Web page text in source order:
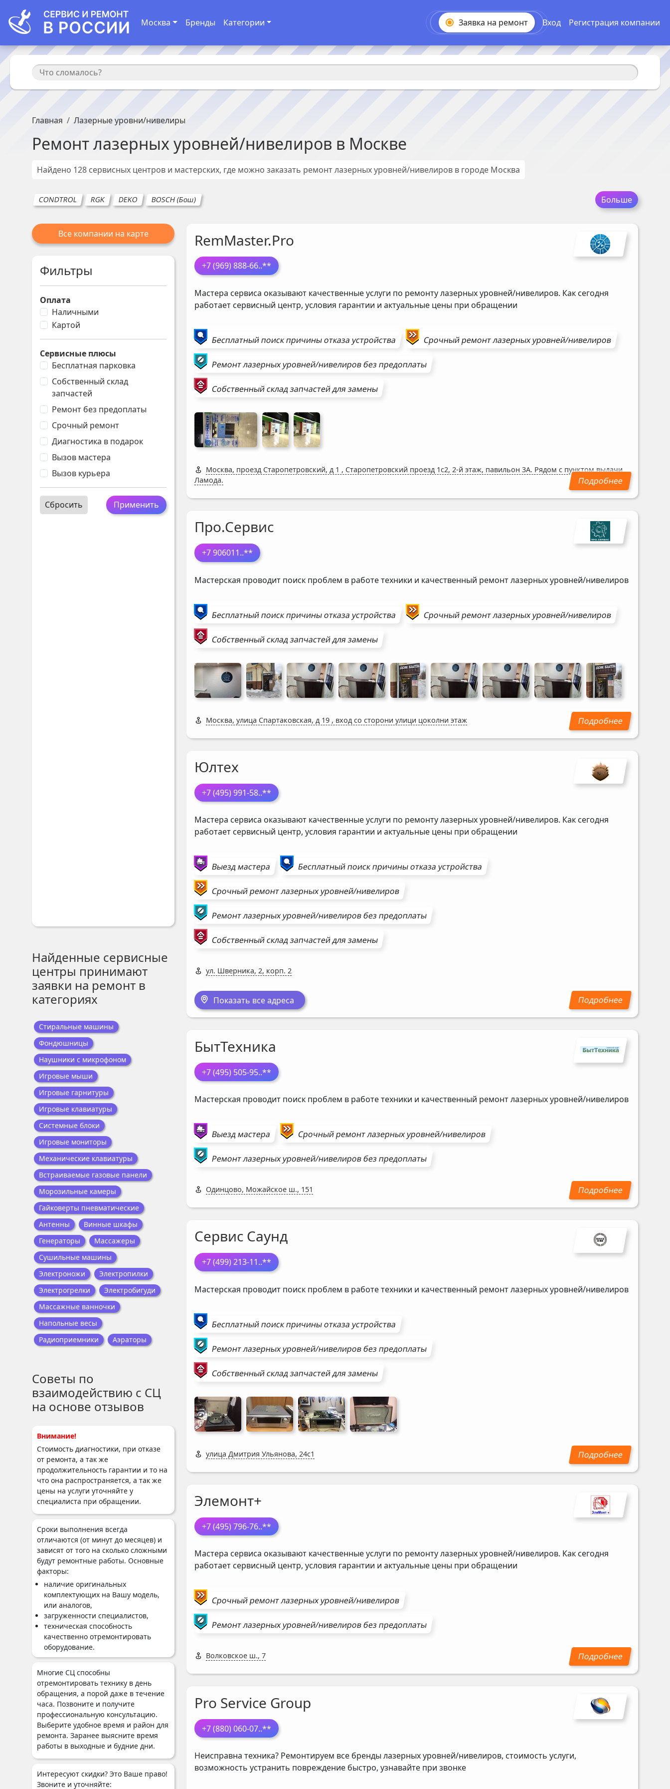
Москва Бренды Категории Заявка на ремонт Вход Регистрация компании
Главная Лазерные уровни/нивелиры
Ремонтлазерных уровней/нивелиров в Москве
Найдено 128 сервисных центров и мастерских, где можно заказать ремонтлазерных уровней/нивелиров в городе Москва
CONDTROL RGK DEKO BOSCH (Бош) Больше
Все компании на карте
Фильтры
Оплата
Наличными
Картой
Сервисные плюсы
Бесплатная парковка
Собственный склад
запчастей
Ремонт без предоплаты
Срочный ремонт
Диагностика в подарок
Вызов мастера
Вызов курьера
Применить
Сбросить
Найденные сервисные
центры принимают
заявки на ремонт в
категориях
Стиральные машины
Фондюшницы
Наушники с микрофоном
Игровые мыши
Игровые гарнитуры
Игровые клавиатуры
Системные блоки
Игровые мониторы
Механические клавиатуры
Встраиваемые газовые панели
Морозильные камеры
Гайковерты пневматические
Антенны
Винные шкафы
Генераторы
Массажеры
Сушильные машины
Электроножи
Электропилки
Электрогрелки
Электробигуди
Массажные ванночки
Напольные весы
Радиоприемники
Аэраторы
Советы по
взаимодействию с СЦ
на основе отзывов
Внимание!
Стоимость диагностики, при отказе
от ремонта, а так же
продолжительность гарантии и то на
что она распространяется, а так же
цены на услуги уточняйте у
специалиста при обращении.
Сроки выполнения всегда
отличаются (от минут до месяцев) и
зависят от того на сколько сложными
будут ремонтные работы. Основные
факторы:
наличие оригинальных
комплектующих на Вашу модель,
или аналогов,
загруженности специалистов,
техническая способность
качественно отремонтировать
оборудование.
Многие СЦ способны
отремонтировать технику в день
обращения, а порой даже в течение
часа. Позвоните и получите
профессиональную консультацию.
Выберите удобное время и район для
ремонта. Заранее выясните время
работы в выходные и будние дни.
Интересуют скидки? Это Ваше право!
Звоните и уточняйте:
RemMaster.Pro
+7 (969) 888-66..**
Мастера сервиса оказывают качественные услуги по ремонту лазерных уровней/нивелиров. Как сегодня
работает сервисный центр, условия гарантии и актуальные цены при обращении
Бесплатный поиск причины отказа устройства Срочный ремонтлазерных уровней/нивелиров
Ремонтлазерных уровней/нивелировбез предоплаты
Собственный склад запчастей для замены
Москва, проезд Старопетровский, д 1 , Старопетровский проезд 1с2, 2-й этаж, павильон 3А. Рядом с пунктом выдачи
Ламода.
Про.Сервис
+7 906011..**
Мастерская проводит поиск проблем в работе техники и качественный ремонт лазерных уровней/нивелиров
Бесплатный поиск причины отказа устройства Срочный ремонтлазерных уровней/нивелиров
Собственный склад запчастей для замены
Москва, улица Спартаковская, д 19 , вход со сторони улици цоколни этаж
Юлтех
+7 (495) 991-58..**
Мастера сервиса оказывают качественные услуги по ремонту лазерных уровней/нивелиров. Как сегодня
работает сервисный центр, условия гарантии и актуальные цены при обращении
Выезд мастера Бесплатный поиск причины отказа устройства
Срочный ремонтлазерных уровней/нивелиров
Ремонтлазерных уровней/нивелировбез предоплаты
Собственный склад запчастей для замены
ул. Шверника, 2, корп. 2
Показать все адреса
БытТехника
+7 (495) 505-95..**
Мастерская проводит поиск проблем в работе техники и качественный ремонт лазерных уровней/нивелиров
Выезд мастера Срочный ремонтлазерных уровней/нивелиров
Ремонтлазерных уровней/нивелировбез предоплаты
Одинцово, Можайское ш., 151
Сервис Саунд
+7 (499) 213-11..**
Мастерская проводит поиск проблем в работе техники и качественный ремонт лазерных уровней/нивелиров
Бесплатный поиск причины отказа устройства
Ремонтлазерных уровней/нивелировбез предоплаты
Собственный склад запчастей для замены
улица Дмитрия Ульянова, 24с1
Элемонт+
+7 (495) 796-76..**
Мастера сервиса оказывают качественные услуги по ремонту лазерных уровней/нивелиров. Как сегодня
работает сервисный центр, условия гарантии и актуальные цены при обращении
Срочный ремонтлазерных уровней/нивелиров
Ремонтлазерных уровней/нивелировбез предоплаты
Волковское ш., 7
Pro Service Group
+7 (880) 060-07..**
Неисправна техника? Ремонтируем все бренды лазерных уровней/нивелиров, стоимость услуги,
возможность устранить повреждение быстро, узнавайте при звонке